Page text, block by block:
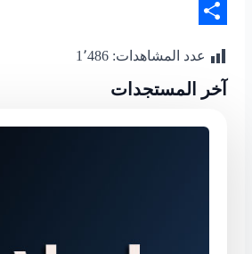
LinkedIn
عدد المشاهدات: 1٬486
آخر المستجدات